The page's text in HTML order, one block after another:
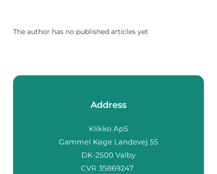
The author has no published articles yet
Address